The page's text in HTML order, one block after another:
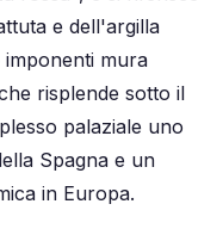
e dell'argilla
mura
risplende sotto il
palaziale uno
Spagna e un
in Europa.